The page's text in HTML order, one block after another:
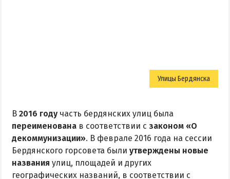
Улицы Бердянска
В 2016 году часть бердянских улиц была
переименована в соответствии с законом «О
декоммунизации». В феврале 2016 года на сессии
Бердянского горсовета были утверждены новые
названия улиц, площадей и других
географических названий, в соответствии с